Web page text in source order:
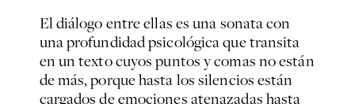
El diálogo entre ellas es una sonata con
una profundidad psicológica que transita
en un texto cuyos puntos y comas no están
de más, porque hasta los silencios están
cargados de emociones atenazadas hasta